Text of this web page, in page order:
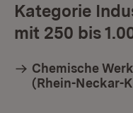
Kategorie
mit 250 bis
Chemische
(Rhein-Neckar-